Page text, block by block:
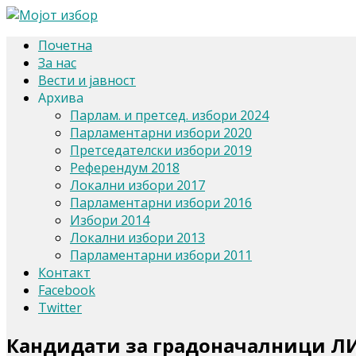
Почетна
За нас
Вести и јавност
Архива
Парлам. и претсед. избори 2024
Парламентарни избори 2020
Претседателски избори 2019
Референдум 2018
Локални избори 2017
Парламентарни избори 2016
Избори 2014
Локални избори 2013
Парламентарни избори 2011
Контакт
Facebook
Twitter
Кандидати за градоначалници